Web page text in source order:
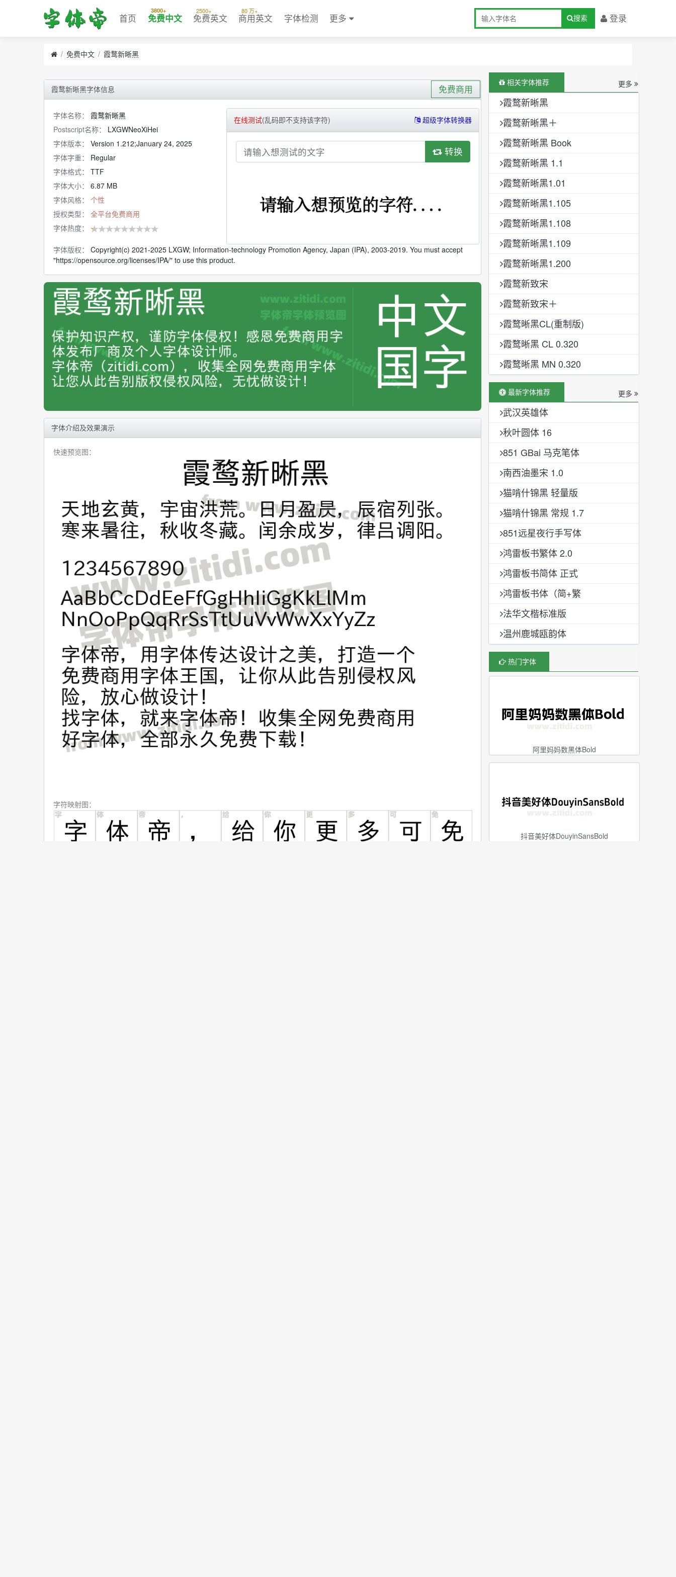
首页
3800+
免费中文
2500+
免费英文
80 万+
商用英文 字体检测 更多 搜索 登录
免费中文 霞鹜新晰黑
免费商用
霞鹜新晰黑字体信息
字体名称： 霞鹜新晰黑
Postscript名称： LXGWNeoXiHei
字体版本： Version 1.212;January 24, 2025
字体字重： Regular
字体格式： TTF
字体大小： 6.87 MB
字体风格： 个性
授权类型： 全平台免费商用
字体热度：
在线测试(乱码即不支持该字符) 超级字体转换器
转换
字体版权： Copyright(c) 2021-2025 LXGW; Information-technology Promotion Agency, Japan (IPA), 2003-2019. You must accept
"https://opensource.org/licenses/IPA/" to use this product.
字体介绍及效果演示
快速预览图：
字符映射图：
相关字体推荐 更多
霞鹜新晰黑
霞鹜新晰黑＋
霞鹜新晰黑 Book
霞鹜新晰黑 1.1
霞鹜新晰黑1.01
霞鹜新晰黑1.105
霞鹜新晰黑1.108
霞鹜新晰黑1.109
霞鹜新晰黑1.200
霞鹜新致宋
霞鹜新致宋＋
霞鹜晰黑CL(重制版)
霞鹜晰黑 CL 0.320
霞鹜晰黑 MN 0.320
最新字体推荐 更多
武汉英雄体
秋叶圆体 16
851 GBai 马克笔体
南西油墨宋 1.0
猫啃什锦黑 轻量版
猫啃什锦黑 常规 1.7
851远星夜行手写体
鸿雷板书繁体 2.0
鸿雷板书简体 正式
鸿雷板书体（简+繁
法华文楷标准版
温州鹿城瓯韵体
热门字体
阿里妈妈数黑体Bold
抖音美好体DouyinSansBold